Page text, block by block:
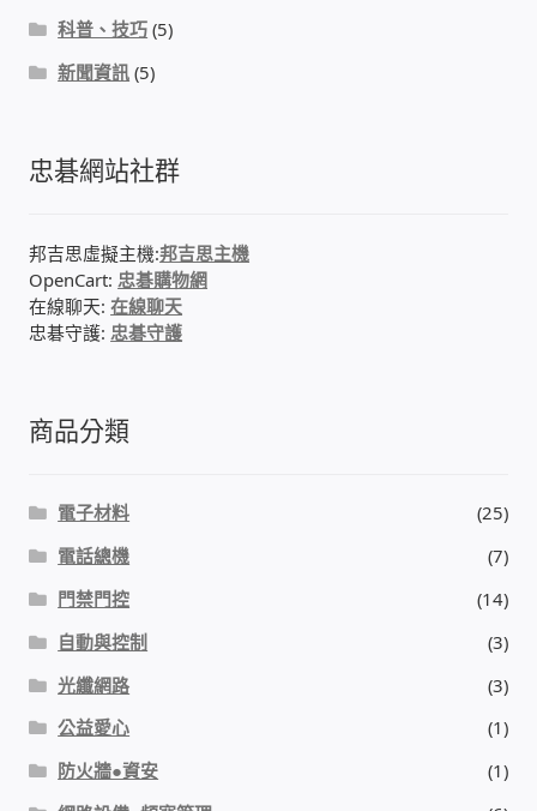
mOA雲考勤 指紋、卡片、手機APP GPS打卡
電子模組電路模塊
門禁安全控制 工具 軟體 手冊
智慧電錶、儲值、雲端 電子式電錶
公用房間插卡計費方案
充電樁
線上網路購物
DIY材料
科普、技巧 (5)
新聞資訊 (5)
忠碁網站社群
邦吉思虛擬主機:邦吉思主機
OpenCart: 忠碁購物網
在線聊天:在線聊天
忠碁守護: 忠碁守護
商品分類
電子材料
(25)
電話總機
(7)
門禁門控
(14)
自動與控制
(3)
光纖網路
(3)
公益愛心
(1)
防火牆●資安
(1)